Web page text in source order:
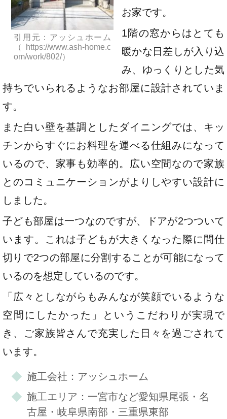
引用元：アッシュホーム
（https://www.ash-home.c
om/work/802/）
お家です。
1階の窓からはとても
暖かな日差しが入り込
み、ゆっくりとした気
持ちでいられるようなお部屋に設計されていま
す。
また白い壁を基調としたダイニングでは、キッ
チンからすぐにお料理を運べる仕組みになって
いるので、家事も効率的。広い空間なので家族
とのコミュニケーションがよりしやすい設計に
しました。
子ども部屋は一つなのですが、ドアが2つついて
います。これは子どもが大きくなった際に間仕
切りで2つの部屋に分割することが可能になって
いるのを想定しているのです。
「広々としながらもみんなが笑顔でいるような
空間にしたかった」というこだわりが実現で
き、ご家族皆さんで充実した日々を過ごされて
います。
施工会社：アッシュホーム
施工エリア：一宮市など愛知県尾張・名
古屋・岐阜県南部・三重県東部